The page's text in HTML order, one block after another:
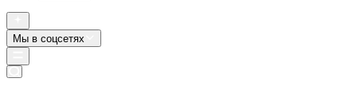
Мы в соцсетях